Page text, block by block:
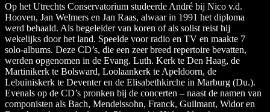
Op het Utrechts Conservatorium studeerde André bij Nico v.d.
Hooven, Jan Welmers en Jan Raas, alwaar in 1991 het diploma
werd behaald. Als begeleider van koren of als solist reist hij
wekelijks door het land. Speelde voor radio en TV en maakte 7
solo-albums. Deze CD’s, die een zeer breed repertoire bevatten,
werden opgenomen in de Evang. Luth. Kerk te Den Haag, de
Martinikerk te Bolsward, Loolaankerk te Apeldoorn, de
Lebuïniskerk te Deventer en de Elisabethkirche in Marburg (Du.).
Evenals op de CD’s pronken bij de concerten – naast de namen van
componisten als Bach, Mendelssohn, Franck, Guilmant, Widor en